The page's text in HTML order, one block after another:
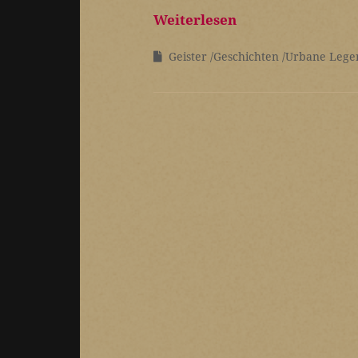
Weiterlesen
Geister Geschichten Urbane